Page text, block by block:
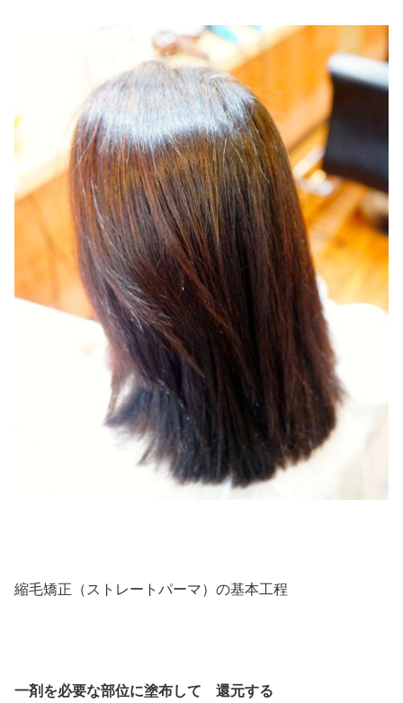
縮毛矯正（ストレートパーマ）の基本工程
一剤を必要な部位に塗布して 還元する